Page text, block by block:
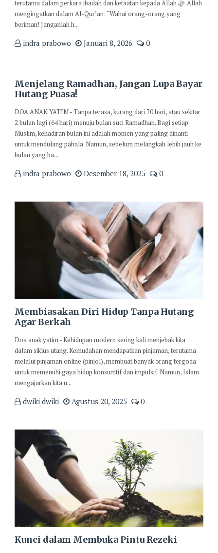
terutama dalam perkara ibadah dan ketaatan kepada Allah ﷻ. Allah
mengingatkan dalam Al-Qur’an: “Wahai orang-orang yang
beriman! Janganlah h...
indra prabowo Januari 8, 2026 0
Menjelang Ramadhan, Jangan Lupa Bayar
Hutang Puasa!
DOA ANAK YATIM - Tanpa terasa, kurang dari 70 hari, atau sekitar
2 bulan lagi (64 hari) menuju bulan suci Ramadhan. Bagi setiap
Muslim, kehadiran bulan ini adalah momen yang paling dinanti
untuk mendulang pahala. Namun, sebelum melangkah lebih jauh ke
bulan yang ba...
indra prabowo Desember 18, 2025 0
Membiasakan Diri Hidup Tanpa Hutang
Agar Berkah
Doa anak yatim - Kehidupan modern sering kali menjebak kita
dalam siklus utang. Kemudahan mendapatkan pinjaman, terutama
melalui pinjaman online (pinjol), membuat banyak orang tergoda
untuk memenuhi gaya hidup konsumtif dan impulsif. Namun, Islam
mengajarkan kita u...
dwiki dwiki Agustus 20, 2025 0
Kunci dalam Membuka Pintu Rezeki